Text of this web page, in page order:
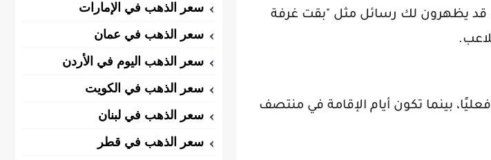
قد يظهرون لك رسائل مثل "بقت غرفة
بينما تكون أيام الإقامة في منتصف
سعر الذهب في الإمارات
سعر الذهب في عمان
سعر الذهب اليوم في الأردن
سعر الذهب في الكويت
سعر الذهب في لبنان
سعر الذهب في قطر